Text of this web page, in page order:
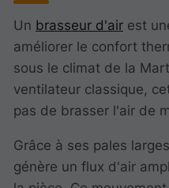
Un brasseur d'air est
améliorer le confort
sous le climat de la
ventilateur classique,
pas de brasser l'air de
Grâce à ses pales
génère un flux d'air